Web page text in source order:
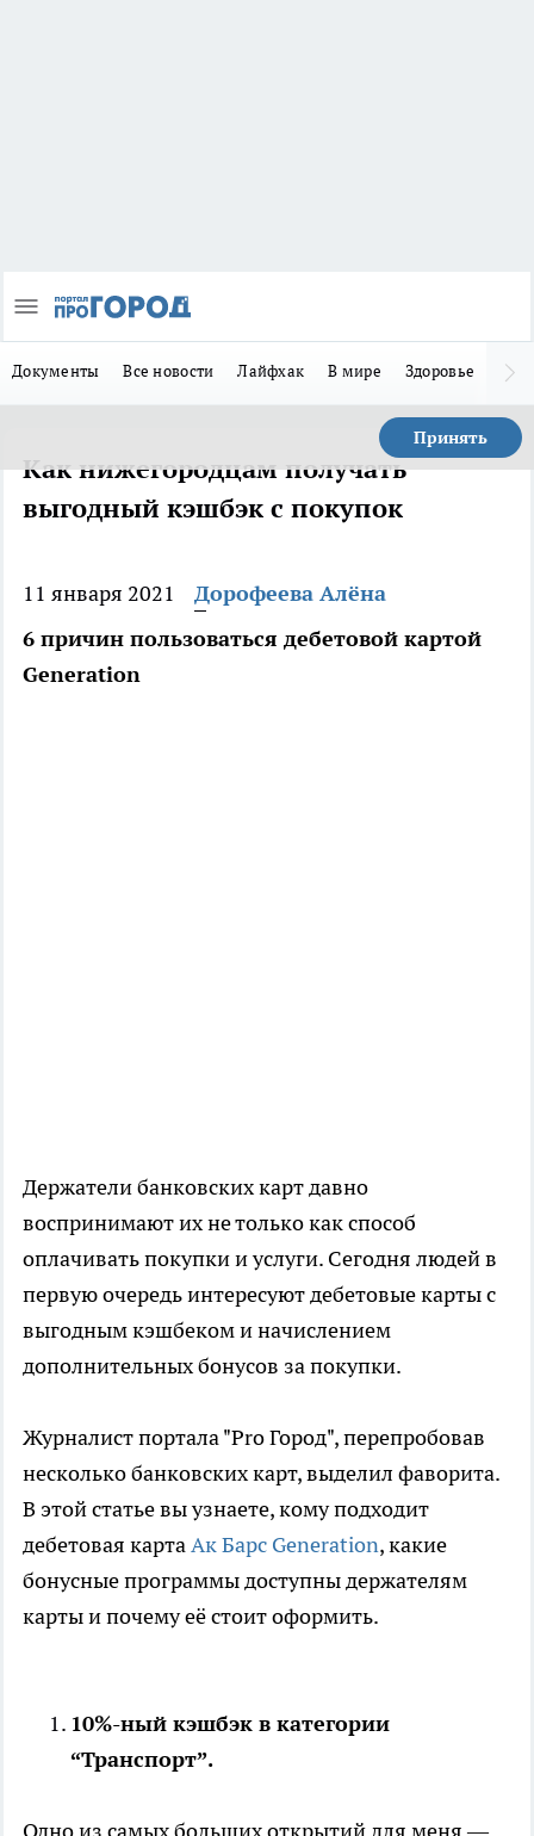
Документы Все новости Лайфхак В мире Здоровье
Принять
Как нижегородцам получать
выгодный кэшбэк с покупок
11 января 2021
Дорофеева Алёна
6 причин пользоваться дебетовой картой
Generation
Держатели банковских карт давно
воспринимают их не только как способ
оплачивать покупки и услуги. Сегодня людей в
первую очередь интересуют дебетовые карты с
выгодным кэшбеком и начислением
дополнительных бонусов за покупки.
Журналист портала "Pro Город", перепробовав
несколько банковских карт, выделил фаворита.
В этой статье вы узнаете, кому подходит
дебетовая картаАк Барс Generation, какие
бонусные программы доступны держателям
карты и почему её стоит оформить.
10%-ный кэшбэк в категории
“Транспорт”.